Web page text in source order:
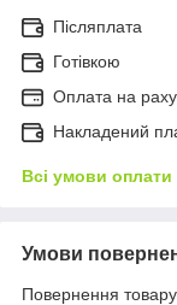
Післяплата
Готівкою
Оплата на
Накладений
Всі умови оплати
Умови
Повернення